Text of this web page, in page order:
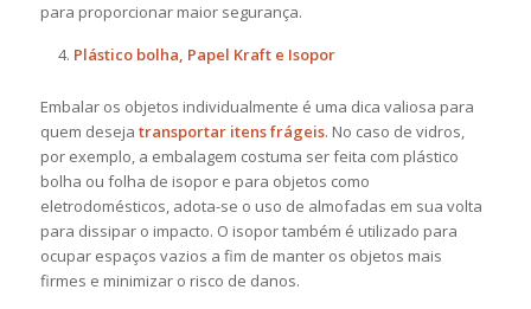
para proporcionar maior segurança.
Plástico bolha, Papel Kraft e Isopor
Embalar os objetos individualmente é uma dica valiosa para
quem deseja transportar itens frágeis. No caso de vidros,
por exemplo, a embalagem costuma ser feita com plástico
bolha ou folha de isopor e para objetos como
eletrodomésticos, adota-se o uso de almofadas em sua volta
para dissipar o impacto. O isopor também é utilizado para
ocupar espaços vazios a fim de manter os objetos mais
firmes e minimizar o risco de danos.